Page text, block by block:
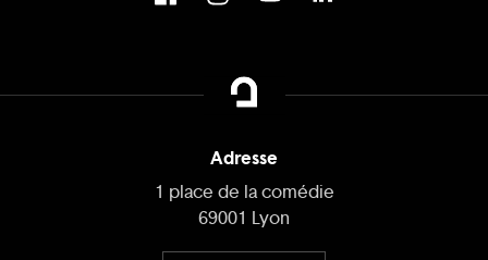
Adresse
1 place de la comédie
69001 Lyon